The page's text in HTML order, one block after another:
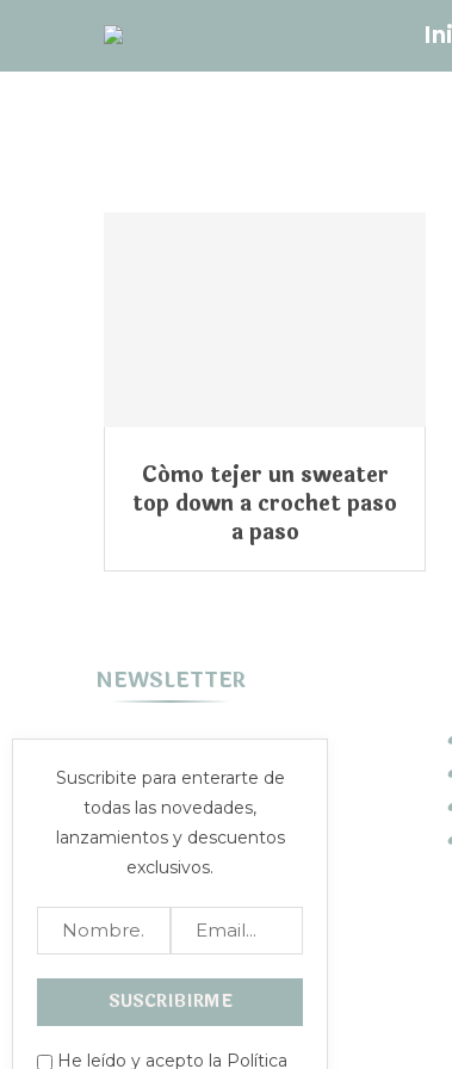
Cómo tejer un sweater
top down a crochet paso
a paso
NEWSLETTER
Suscribite para enterarte de
todas las novedades,
lanzamientos y descuentos
exclusivos.
He leído y acepto la Política